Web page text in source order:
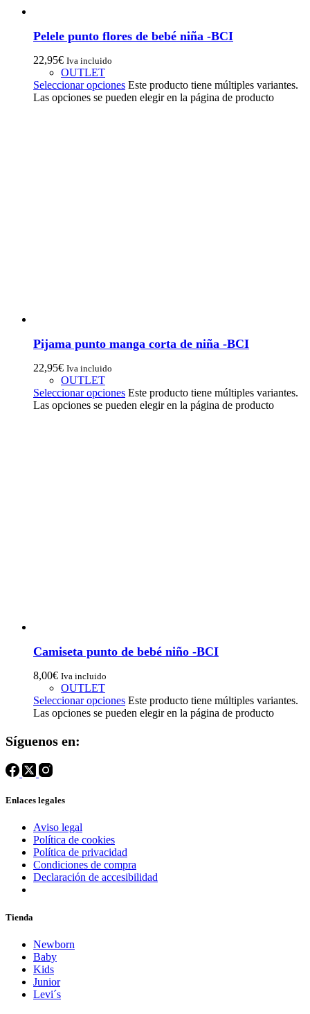
Pelele punto flores de bebé niña -BCI
22,95€ Iva incluido
OUTLET
Seleccionar opciones Este producto tiene múltiples variantes.
Las opciones se pueden elegir en la página de producto
Pijama punto manga corta de niña -BCI
22,95€ Iva incluido
OUTLET
Seleccionar opciones Este producto tiene múltiples variantes.
Las opciones se pueden elegir en la página de producto
Camiseta punto de bebé niño -BCI
8,00€ Iva incluido
OUTLET
Seleccionar opciones Este producto tiene múltiples variantes.
Las opciones se pueden elegir en la página de producto
Síguenos en:
Enlaces legales
Aviso legal
Política de cookies
Política de privacidad
Condiciones de compra
Declaración de accesibilidad
Tienda
Newborn
Baby
Kids
Junior
Levi´s